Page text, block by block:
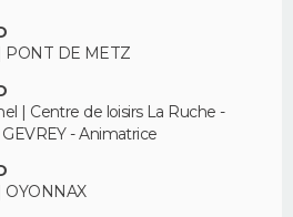
PONT DE METZ
| Centre de loisirs La Ruche -
- Animatrice
OYONNAX